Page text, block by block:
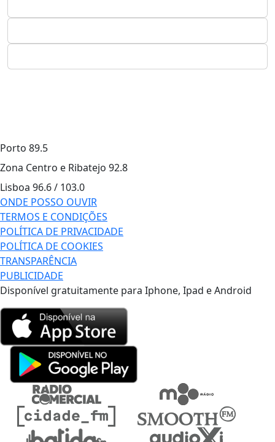
Porto 89.5
Zona Centro e Ribatejo 92.8
Lisboa 96.6 / 103.0
ONDE POSSO OUVIR
TERMOS E CONDIÇÕES
POLÍTICA DE PRIVACIDADE
POLÍTICA DE COOKIES
TRANSPARÊNCIA
PUBLICIDADE
Disponível gratuitamente para Iphone, Ipad e Android